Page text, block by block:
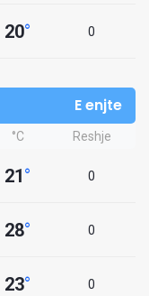
20° 0
E enjte
°C Reshje
21° 0
28° 0
23° 0